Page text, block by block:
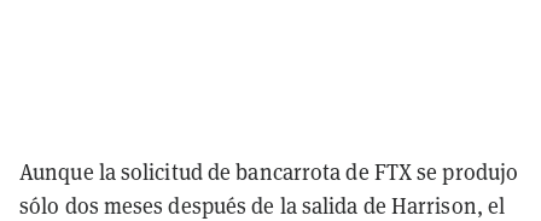
Aunque la solicitud de bancarrota de FTX se produjo
sólo dos meses después de la salida de Harrison, el